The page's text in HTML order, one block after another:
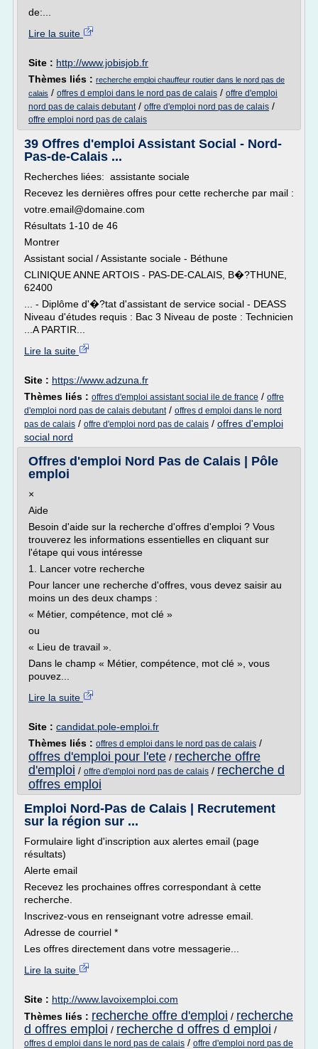
de:...
Lire la suite
Site : http://www.jobisjob.fr
Thèmes liés : recherche emploi chauffeur routier dans le nord pas de
calais / offres d emploi dans le nord pas de calais / offre d'emploi
nord pas de calais debutant/ offre d'emploi nord pas de calais /
offre emploi nord pas de calais
39 Offres d'emploi Assistant Social - Nord-
Pas-de-Calais ...
Recherches liées: assistante sociale
Recevez les dernières offres pour cette recherche par mail :
votre.email@domaine.com
Résultats 1-10 de 46
Montrer
Assistant social / Assistante sociale - Béthune
CLINIQUE ANNE ARTOIS - PAS-DE-CALAIS, B�?THUNE,
62400
... - Diplôme d'�?tat d'assistant de service social - DEASS
Niveau d'études requis : Bac 3 Niveau de poste : Technicien
...A PARTIR...
Lire la suite
Site : https://www.adzuna.fr
Thèmes liés : offres d'emploi assistant social ile de france / offre
d'emploi nord pas de calais debutant/ offres d emploi dans le nord
pas de calais / offre d'emploi nord pas de calais / offres d'emploi
social nord
Offres d'emploi Nord Pas de Calais | Pôle
emploi
×
Aide
Besoin d'aide sur la recherche d'offres d'emploi ? Vous
trouverez les informations essentielles en cliquant sur
l'étape qui vous intéresse
1. Lancer votre recherche
Pour lancer une recherche d'offres, vous devez saisir au
moins un des deux champs :
« Métier, compétence, mot clé »
ou
« Lieu de travail ».
Dans le champ « Métier, compétence, mot clé », vous
pouvez...
Lire la suite
Site : candidat.pole-emploi.fr
Thèmes liés : offres d emploi dans le nord pas de calais /
offres d'emploi pour l'ete / recherche offre
d'emploi / offre d'emploi nord pas de calais / recherche d
offres emploi
Emploi Nord-Pas de Calais | Recrutement
sur la région sur ...
Formulaire light d'inscription aux alertes email (page
résultats)
Alerte email
Recevez les prochaines offres correspondant à cette
recherche.
Inscrivez-vous en renseignant votre adresse email.
Adresse de courriel *
Les offres directement dans votre messagerie...
Lire la suite
Site : http://www.lavoixemploi.com
Thèmes liés : recherche offre d'emploi / recherche
d offres emploi / recherche d offres d emploi /
offres d emploi dans le nord pas de calais / offre d'emploi nord pas de